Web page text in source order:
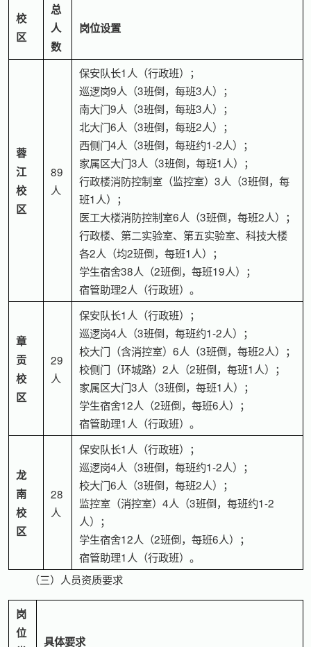
校
区
总
人
数
岗位设置
蓉
江
校
区
89
人
保安队长1人（行政班）；
巡逻岗9人（3班倒，每班3人）；
南大门9人（3班倒，每班3人）；
北大门6人（3班倒，每班2人）；
西侧门4人（3班倒，每班约1-2人）；
家属区大门3人（3班倒，每班1人）；
行政楼消防控制室（监控室）3人（3班倒，每
班1人）；
医工大楼消防控制室6人（3班倒，每班2人）；
行政楼、第二实验室、第五实验室、科技大楼
各2人（均2班倒，每班1人）；
学生宿舍38人（2班倒，每班19人）；
宿管助理2人（行政班）。
章
贡
校
区
29
人
保安队长1人（行政班）；
巡逻岗4人（3班倒，每班约1-2人）；
校大门（含消控室）6人（3班倒，每班2人）；
校侧门（环城路）2人（2班倒，每班1人）；
家属区大门3人（3班倒，每班1人）；
学生宿舍12人（2班倒，每班6人）；
宿管助理1人（行政班）。
龙
南
校
区
28
人
保安队长1人（行政班）；
巡逻岗4人（3班倒，每班约1-2人）；
校大门6人（3班倒，每班2人）；
监控室（消控室）4人（3班倒，每班约1-2
人）；
学生宿舍12人（2班倒，每班6人）；
宿管助理1人（行政班）。
（三）人员资质要求
岗
位
具体要求